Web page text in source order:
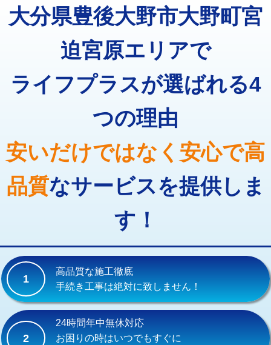
マス交換（深さ50㎝以上） 66,000円
コンクリート斫り（厚さ10㎝超え） 38,500円
モルタル補修（厚さ10㎝まで） 27,500円
16,500円
廃棄・処分 現場見積
追加トーラー機使用/3m超え +3,300円
8,800円
止水・漏水調査・防水処理・清掃・修
11,000円
止水・漏水調査・防水処理・清掃・修
22,000円
止水・漏水調査・防水処理・清掃・修
理・調整・分解・加工など（重作業）
33,000円
その他部品の脱着 8,800円～
交換・取付(単水栓（壁付・デッキ
式）)
13,200円+材料費
交換・取付(混合水栓（壁付・デッキ
式・ワンホール）)
16,500円+材料費
交換・取付(排水栓・排水トラップ
（P/S/ポップアップ））
大分県豊後大野市大野町宮
迫宮原エリアで
ライフプラスが選ばれる4
つの理由
安いだけではなく安心で高
品質なサービスを提供しま
す！
1
高品質な施工徹底
手続き工事は絶対に致しません！
2
24時間年中無休対応
お困りの時はいつでもすぐに